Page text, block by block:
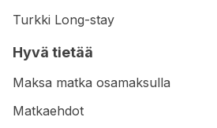
Turkki Long-stay
Hyvä tietää
Maksa matka osamaksulla
Matkaehdot